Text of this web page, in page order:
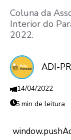
Coluna da
Interior do
2022.
ADI-PR
14/04/2022
5 min de leitura